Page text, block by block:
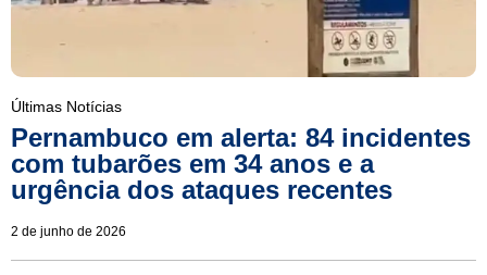
Últimas Notícias
Pernambuco em alerta: 84 incidentes
com tubarões em 34 anos e a
urgência dos ataques recentes
2 de junho de 2026